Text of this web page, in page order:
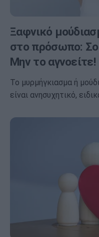
Ξαφνικό
στο πρόσωπο:
Μην το αγνοείτε!
Το μυρμήγκιασμα ή
είναι ανησυχητικό,